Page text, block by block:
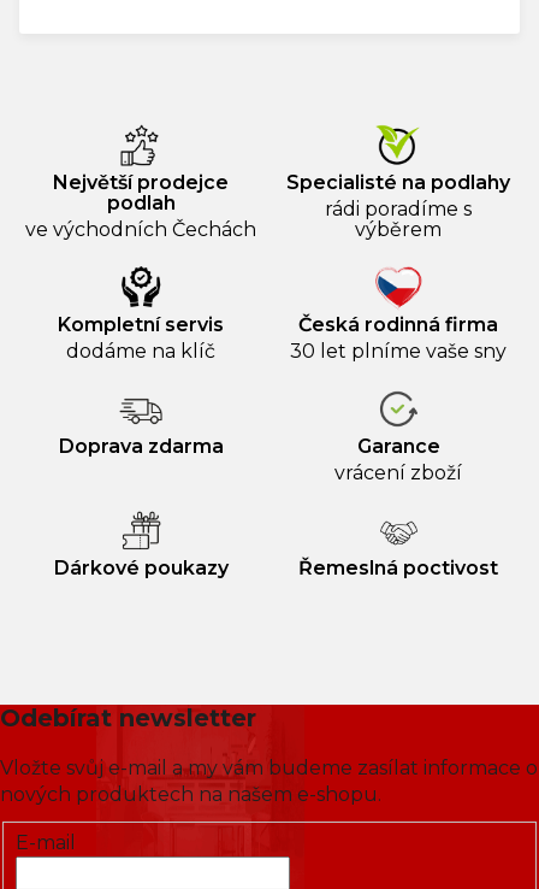
Největší prodejce
podlah
ve východních Čechách
Specialisté na podlahy
rádi poradíme s
výběrem
Kompletní servis
dodáme na klíč
Česká rodinná firma
30 let plníme vaše sny
Doprava zdarma
Garance
vrácení zboží
Dárkové poukazy Řemeslná poctivost
Odebírat newsletter
Vložte svůj e-mail a my vám budeme zasílat informace o
nových produktech na našem e-shopu.
E-mail